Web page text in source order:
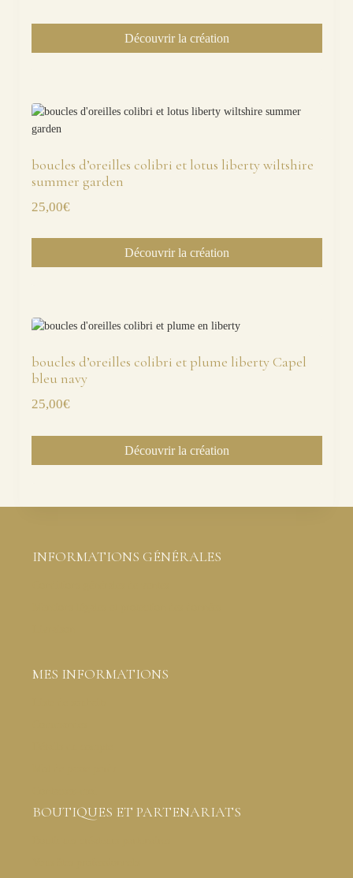
Découvrir la création
boucles d’oreilles colibri et lotus liberty wiltshire
summer garden
25,00€
Découvrir la création
boucles d’oreilles colibri et plume liberty Capel
bleu navy
25,00€
Découvrir la création
INFORMATIONS GÉNÉRALES
MES INFORMATIONS
BOUTIQUES ET PARTENARIATS